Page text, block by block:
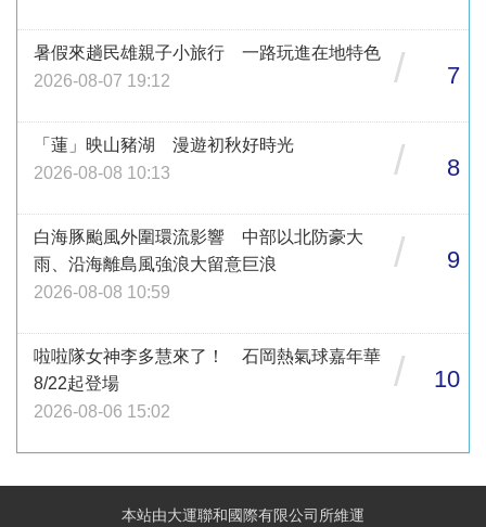
暑假來趟民雄親子小旅行 一路玩進在地特色
2026-08-07 19:12
/ 7
「蓮」映山豬湖 漫遊初秋好時光
2026-08-08 10:13
/ 8
白海豚颱風外圍環流影響 中部以北防豪大
雨、沿海離島風強浪大留意巨浪
2026-08-08 10:59
/ 9
啦啦隊女神李多慧來了！ 石岡熱氣球嘉年華
8/22起登場
2026-08-06 15:02
/ 10
本站由大運聯和國際有限公司所維運